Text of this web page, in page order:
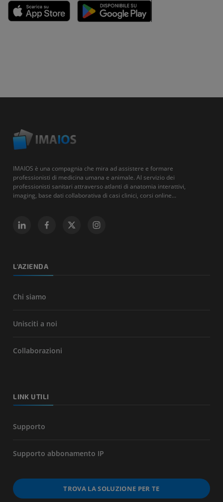
IMAIOS è una compagnia che mira ad assistere e formare
professionisti di medicina umana e animale. Al servizio dei
professionisti sanitari attraverso atlanti di anatomia interattivi,
imaging, base dati collaborativa di casi clinici, corsi online...
L'AZIENDA
Chi siamo
Unisciti a noi
Collaborazioni
LINK UTILI
Supporto
Supporto abbonamento IP
TROVA LA SOLUZIONE PER TE